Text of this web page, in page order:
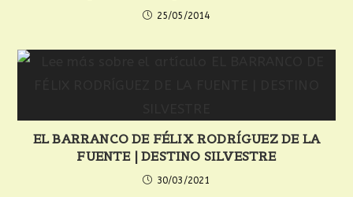
25/05/2014
EL BARRANCO DE FÉLIX RODRÍGUEZ DE LA
FUENTE | DESTINO SILVESTRE
30/03/2021